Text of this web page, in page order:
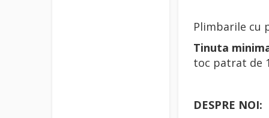
Plimbarile cu
Tinuta
toc patrat de
DESPRE NOI: